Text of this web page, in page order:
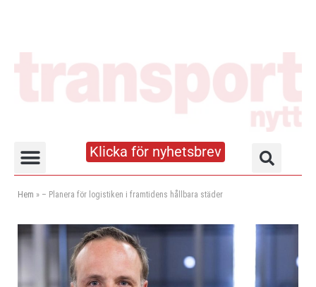
Klicka för nyhetsbrev
Hem » – Planera för logistiken i framtidens hållbara städer